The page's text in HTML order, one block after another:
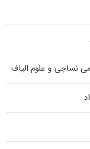
نساجی و علوم الیاف